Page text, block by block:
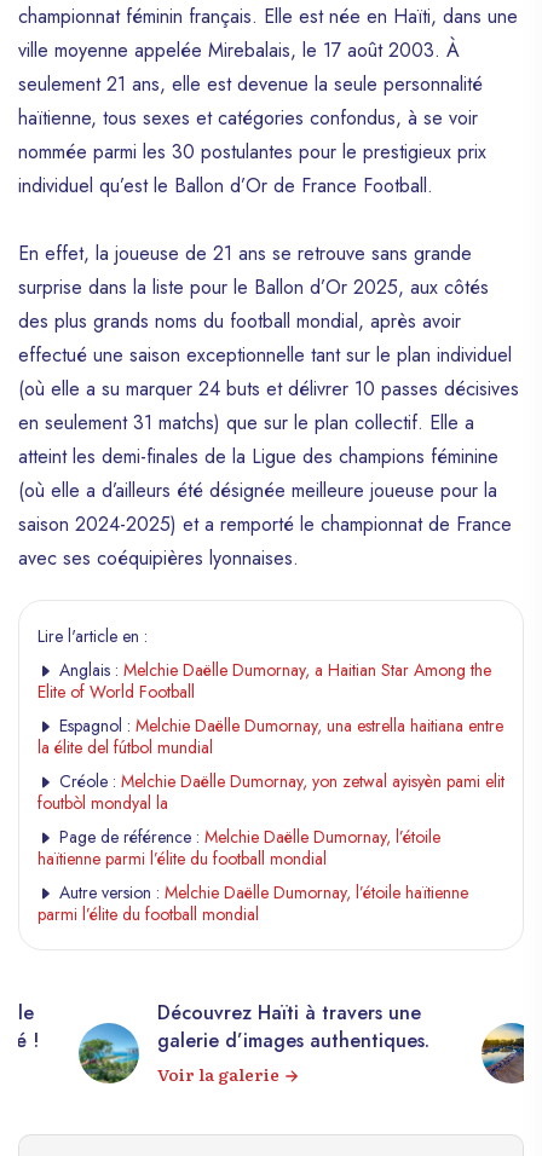
championnat féminin français. Elle est née en Haïti, dans une
ville moyenne appelée Mirebalais, le 17 août 2003. À
seulement 21 ans, elle est devenue la seule personnalité
haïtienne, tous sexes et catégories confondus, à se voir
nommée parmi les 30 postulantes pour le prestigieux prix
individuel qu’est le Ballon d’Or de France Football.
En effet, la joueuse de 21 ans se retrouve sans grande
surprise dans la liste pour le Ballon d’Or 2025, aux côtés
des plus grands noms du football mondial, après avoir
effectué une saison exceptionnelle tant sur le plan individuel
(où elle a su marquer 24 buts et délivrer 10 passes décisives
en seulement 31 matchs) que sur le plan collectif. Elle a
atteint les demi-finales de la Ligue des champions féminine
(où elle a d’ailleurs été désignée meilleure joueuse pour la
saison 2024-2025) et a remporté le championnat de France
avec ses coéquipières lyonnaises.
Lire l'article en :
Anglais : Melchie Daëlle Dumornay, a Haitian Star Among the
Elite of World Football
Espagnol : Melchie Daëlle Dumornay, una estrella haitiana entre
la élite del fútbol mundial
Créole : Melchie Daëlle Dumornay, yon zetwal ayisyèn pami elit
foutbòl mondyal la
Page de référence : Melchie Daëlle Dumornay, l’étoile
haïtienne parmi l’élite du football mondial
Autre version : Melchie Daëlle Dumornay, l’étoile haïtienne
parmi l’élite du football mondial
!
Découvrez Haïti à travers une
galerie d’images authentiques.
Voir la galerie